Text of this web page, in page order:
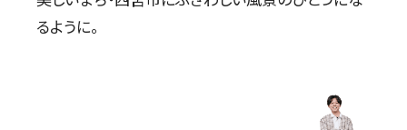
るように。